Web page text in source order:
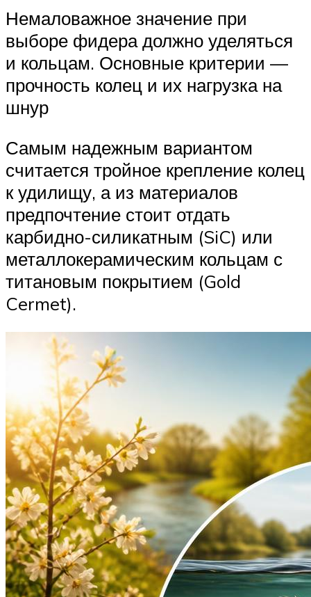
Немаловажное значение при
выборе фидера должно уделяться
и кольцам. Основные критерии —
прочность колец и их нагрузка на
шнур
Самым надежным вариантом
считается тройное крепление колец
к удилищу, а из материалов
предпочтение стоит отдать
карбидно-силикатным (SiC) или
металлокерамическим кольцам с
титановым покрытием (Gold
Cermet).